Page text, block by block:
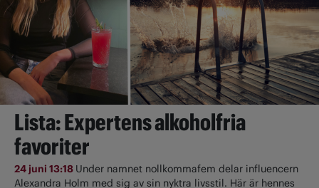
Lista: Expertens alkoholfria
favoriter
24 juni 13:18 Under namnet nollkommafem delar influencern
Alexandra Holm med sig av sin nyktra livsstil. Här är hennes